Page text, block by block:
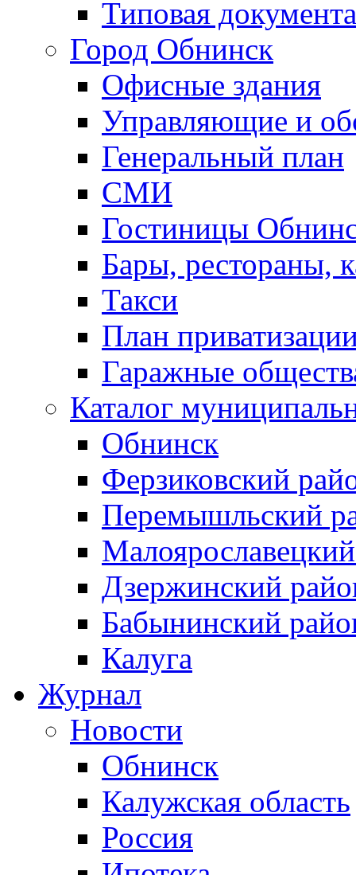
Типовая
Город Обнинск
Офисные здания
Управляющие и
Генеральный план
СМИ
Гостиницы
Бары, рестораны,
Такси
План
Гаражные
Каталог
Обнинск
Ферзиковский
Перемышльский
Дзержинский
Бабынинский
Калуга
Журнал
Новости
Обнинск
Калужская область
Россия